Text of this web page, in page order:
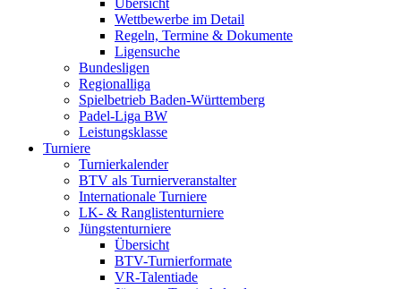
Übersicht
Wettbewerbe im Detail
Regeln, Termine & Dokumente
Ligensuche
Bundesligen
Regionalliga
Spielbetrieb Baden-Württemberg
Padel-Liga BW
Leistungsklasse
Turniere
Turnierkalender
BTV als Turnierveranstalter
Internationale Turniere
LK- & Ranglistenturniere
Jüngstenturniere
Übersicht
BTV-Turnierformate
VR-Talentiade